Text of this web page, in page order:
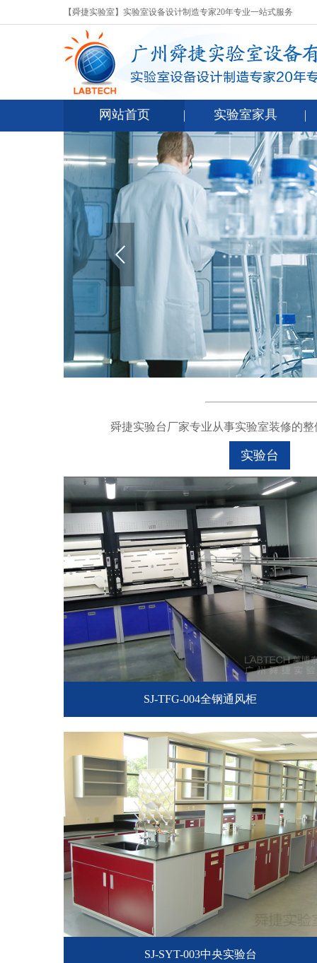
【舜捷实验室】实验室设备设计制造专家20年专业一站式服务
网站首页 实验室家具
舜捷实验台厂家专业从事实验室装修的
实验台
SJ-TFG-004全钢通风柜
SJ-SYT-003中央实验台